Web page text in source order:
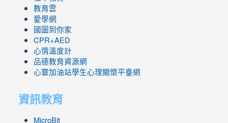
教育雲
愛學網
國圖到你家
CPR+AED
心情溫度計
品德教育資源網
心靈加油站學生心理關懷平臺網
資訊教育
MicroBit